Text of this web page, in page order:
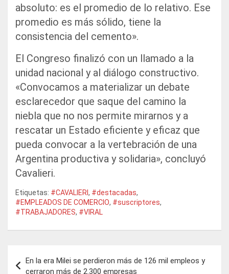
absoluto: es el promedio de lo relativo. Ese
promedio es más sólido, tiene la
consistencia del cemento».
El Congreso finalizó con un llamado a la
unidad nacional y al diálogo constructivo.
«Convocamos a materializar un debate
esclarecedor que saque del camino la
niebla que no nos permite mirarnos y a
rescatar un Estado eficiente y eficaz que
pueda convocar a la vertebración de una
Argentina productiva y solidaria», concluyó
Cavalieri.
Etiquetas: #CAVALIERI , #destacadas,
#EMPLEADOS DE COMERCIO, #suscriptores,
#TRABAJADORES, #VIRAL
de
En la era Milei se perdieron más de 126 mil empleos y
cerraron más de 2.300 empresas